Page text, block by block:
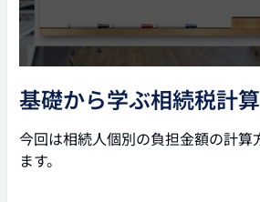
基礎から学ぶ相続税計
今回は相続人個別の負担金額の計算
ます。